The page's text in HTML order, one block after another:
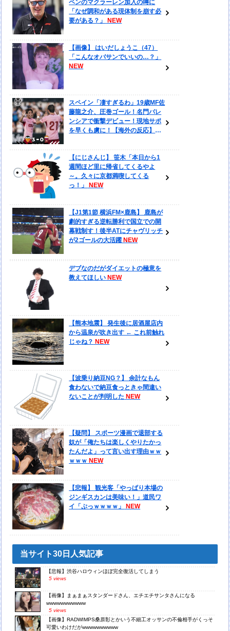
ペンのマクラーレン加入の噂に
「なぜ調和がある現体制を崩す必
要がある？」
【画像】 はいだしょうこ（47）
「こんなオバサンでいいの…？」
スペイン「凄すぎるわ」19歳MF佐
藤龍之介、圧巻ゴール！名門バレ
ンシアで衝撃デビュー！現地サポ
を早くも虜に！【海外の反応】
【にじさんじ】 笹木「本日から1
週間ほど里に帰省してくるやよ
～。久々に京都満喫してくる
っ！」
【J1第1節 横浜FM×鹿島】 鹿島が
劇的すぎる逆転勝利で国立での開
幕戦制す！後半ATにチャヴリッチ
が2ゴールの大活躍
デブなのだがダイエットの極意を
教えてほしい
【熊本地震】 発生後に居酒屋店内
から温泉が吹き出す ← これ前触れ
じゃね？
【波乗り納豆NG？】 余計なもん
食わないで納豆食っときゃ間違い
ないことが判明した
【疑問】 スポーツ漫画で退部する
奴が「俺たちは楽しくやりたかっ
たんだよ」って言い出す理由ｗｗ
ｗｗｗ
【悲報】 観光客「やっぱり本場の
ジンギスカンは美味い！」道民ワ
イ「ぷっｗｗｗｗ」
当サイト30日人気記事
【悲報】渋谷ハロウィンほぼ完全復活してしまう
5 views
【画像】まぁまぁスタンダードさん、エチエチサンタさんになる
wwwwwwwwwww
5 views
【画像】RADWIMPS桑原彰とかいう不細工オッサンの不倫相手がくっそ
可愛いわけだがwwwwwwwwww